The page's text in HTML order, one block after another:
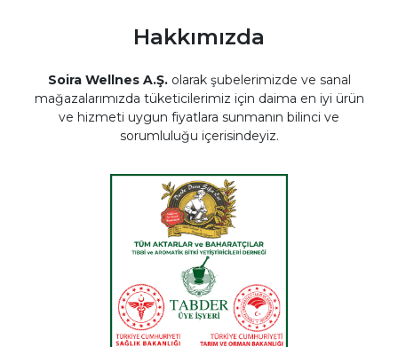
Hakkımızda
Soira Wellnes A.Ş.olarak şubelerimizde ve sanal
mağazalarımızda tüketicilerimiz için daima en iyi ürün
ve hizmeti uygun fiyatlara sunmanın bilinci ve
sorumluluğu içerisindeyiz.